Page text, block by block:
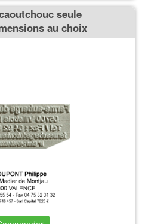
seule
au choix